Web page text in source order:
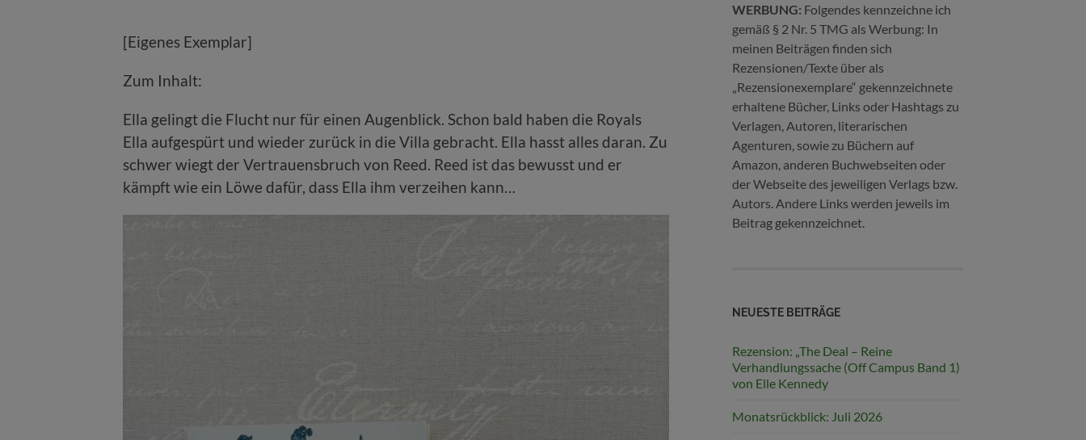
[Eigenes Exemplar]
Zum Inhalt:
Ella gelingt die Flucht nur für einen Augenblick. Schon bald haben die Royals
Ella aufgespürt und wieder zurück in die Villa gebracht. Ella hasst alles daran. Zu
schwer wiegt der Vertrauensbruch von Reed. Reed ist das bewusst und er
kämpft wie ein Löwe dafür, dass Ella ihm verzeihen kann…
WERBUNG: Folgendes kennzeichne ich
gemäß § 2 Nr. 5 TMG als Werbung: In
meinen Beiträgen finden sich
Rezensionen/Texte über als
„Rezensionexemplare“ gekennzeichnete
erhaltene Bücher, Links oder Hashtags zu
Verlagen, Autoren, literarischen
Agenturen, sowie zu Büchern auf
Amazon, anderen Buchwebseiten oder
der Webseite des jeweiligen Verlags bzw.
Autors. Andere Links werden jeweils im
Beitrag gekennzeichnet.
NEUESTE BEITRÄGE
Rezension: „The Deal – Reine
Verhandlungssache (Off Campus Band 1)
von Elle Kennedy
Monatsrückblick: Juli 2026